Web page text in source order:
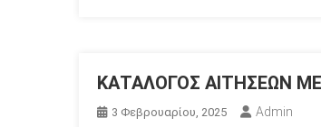
ΚΑΤΑΛΟΓΟΣ ΑΙΤΗΣΕΩΝ
3 Φεβρουαρίου, 2025 Admin